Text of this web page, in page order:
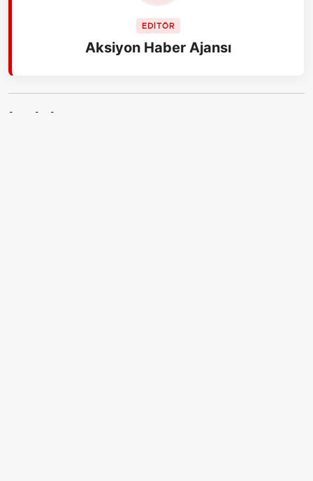
EDİTÖR
Aksiyon Haber Ajansı
İLGİLİ HABERLER